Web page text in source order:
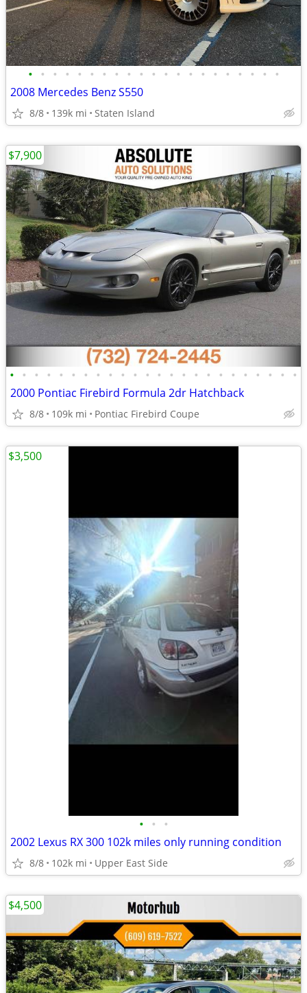
• • • • • • • • • • • • • • • • • • • • •
2008 Mercedes Benz S550
8/8 139k mi Staten Island
• • • • • • • • • • • • • • • • • • • • • • • •
2000 Pontiac Firebird Formula 2dr Hatchback
8/8 109k mi Pontiac Firebird Coupe
$7,900
• • •
2002 Lexus RX 300 102k miles only running condition
8/8 102k mi Upper East Side
$3,500
$4,500